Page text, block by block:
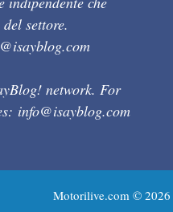
settore.
network. For
info@isayblog.com
Motorilive.com ©